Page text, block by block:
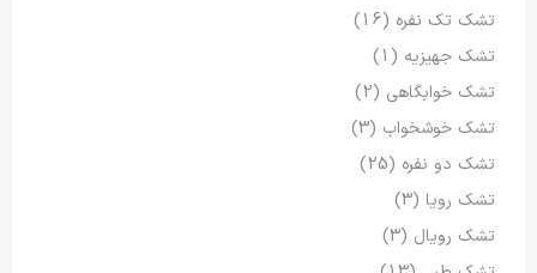
تشک تک نفره (16)
تشک جهیزیه (1)
تشک خوابگاهی (2)
تشک خوشخواب (3)
تشک دو نفره (25)
تشک رویا (3)
تشک رویال (3)